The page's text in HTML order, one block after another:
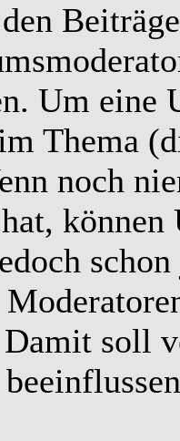
Um eine
Thema
noch
soll